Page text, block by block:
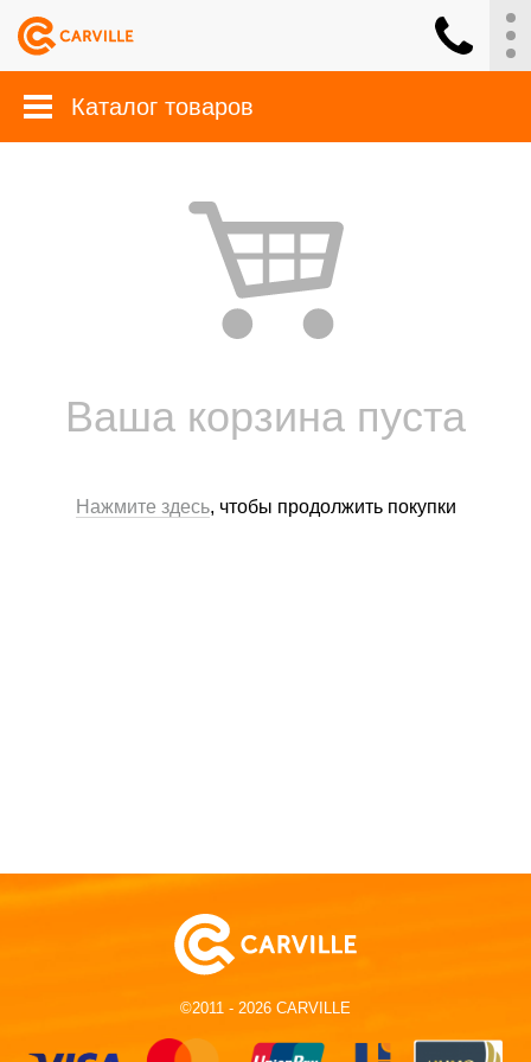
Каталог товаров
Ваша корзина пуста
Нажмите здесь, чтобы продолжить покупки
©2011 - 2026 CARVILLE